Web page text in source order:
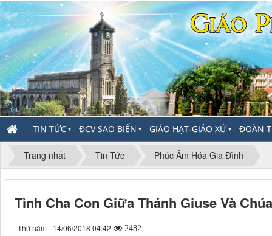
TIN TỨC ▼ ĐCV SAO BIỂN ▼ GIÁO HẠT-GIÁO XỨ▼ ĐOÀN
Trang nhất Tin Tức Phúc Âm Hóa Gia Đình
Tình Cha Con Giữa Thánh Giuse Và
Thứ năm - 14/06/2018 04:42 2482